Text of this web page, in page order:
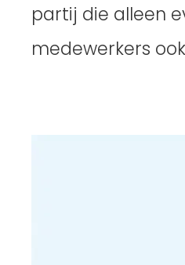
partij die alleen
medewerkers